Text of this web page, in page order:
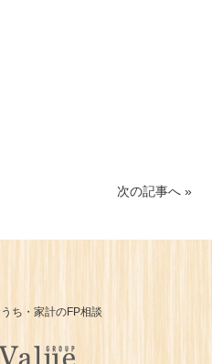
次の記事へ »
ち・家計のFP相談